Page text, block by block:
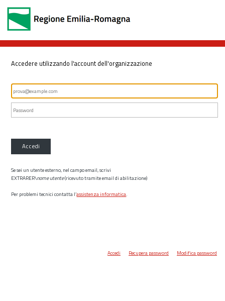
Accedere utilizzando l'account dell'organizzazione
Accedi
Se sei un utente esterno, nel campo email, scrivi
EXTRARER\nome utente(ricevuto tramite email di abilitazione)
Per problemi tecnici contatta l’assistenza informatica.
Accedi Recupera password Modifica password